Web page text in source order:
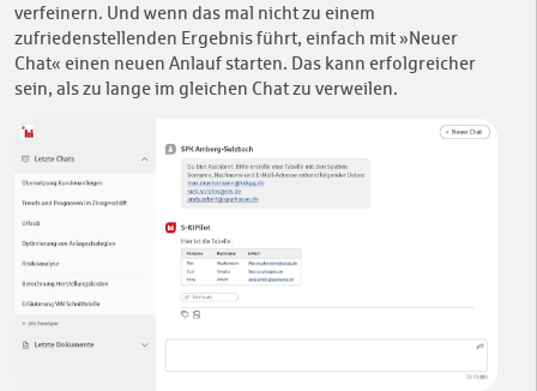
verfeinern. Und wenn das mal nicht zu einem
zufriedenstellenden Ergebnis führt, einfach mit »Neuer
Chat« einen neuen Anlauf starten. Das kann erfolgreicher
sein, als zu lange im gleichen Chat zu verweilen.